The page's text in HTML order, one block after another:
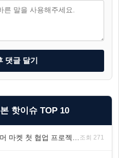
댓글 달기
핫이슈 TOP 10
포켓몬코리아, 롯데타운 서머 마켓 첫 협업 프로젝트 ‘포켓몬 별빛낙원’ 개최 조회 271